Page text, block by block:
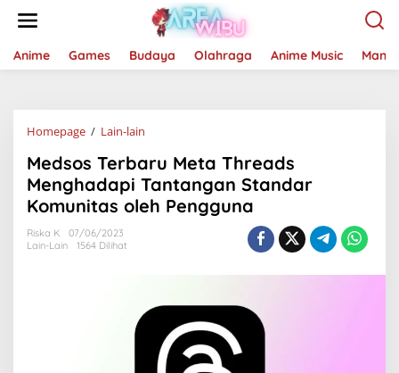
Anime Games Budaya Olahraga Anime Music
Homepage / Lain-lain
Meta
Threads
Menghadapi
Tantangan
Medsos Terbaru Meta Threads
Menghadapi Tantangan Standar
Komunitas oleh Pengguna
Riska K
07/06/2023
Lain-Lain
1564 Dilihat